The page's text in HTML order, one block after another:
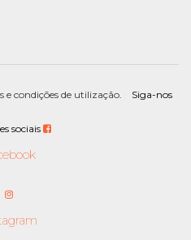
e condições de utilização. Siga-nos
sociais